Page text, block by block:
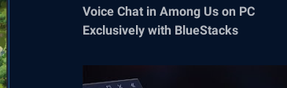
Voice Chat in Among Us on PC
Exclusively with BlueStacks